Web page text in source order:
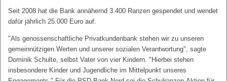
Seit 2008 hat die Bank annähernd 3.400 Ranzen gespendet und wendet
dafür jährlich 25.000 Euro auf.
"Als genossenschaftliche Privatkundenbank stehen wir zu unseren
gemeinnützigen Werten und unserer sozialen Verantwortung", sagte
Dominik Schulte, selbst Vater von vier Kindern. "Hierbei stehen
insbesondere Kinder und Jugendliche im Mittelpunkt unseres